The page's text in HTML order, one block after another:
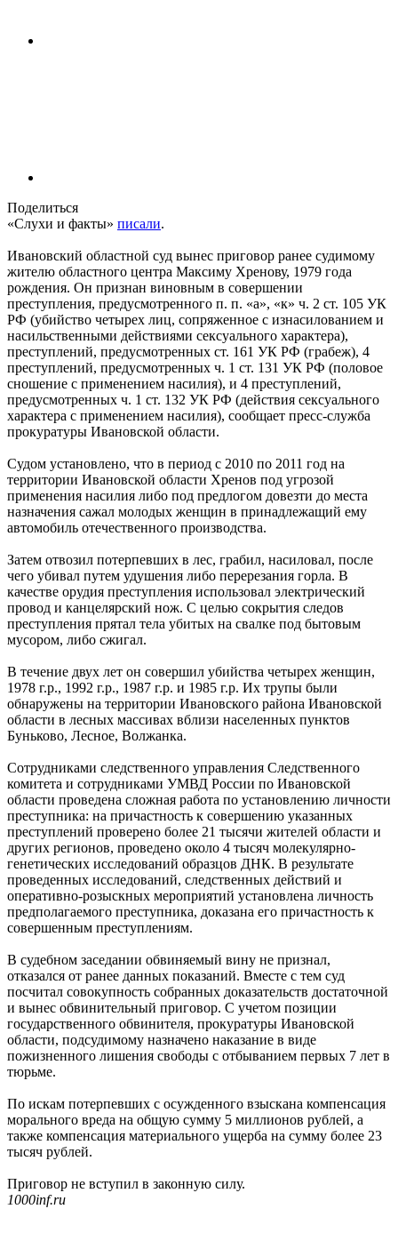
Поделиться
«Слухи и факты» писали.
Ивановский областной суд вынес приговор ранее судимому
жителю областного центра Максиму Хренову, 1979 года
рождения. Он признан виновным в совершении
преступления, предусмотренного п. п. «а», «к» ч. 2 ст. 105 УК
РФ (убийство четырех лиц, сопряженное с изнасилованием и
насильственными действиями сексуального характера),
преступлений, предусмотренных ст. 161 УК РФ (грабеж), 4
преступлений, предусмотренных ч. 1 ст. 131 УК РФ (половое
сношение с применением насилия), и 4 преступлений,
предусмотренных ч. 1 ст. 132 УК РФ (действия сексуального
характера с применением насилия), сообщает пресс-служба
прокуратуры Ивановской области.
Судом установлено, что в период с 2010 по 2011 год на
территории Ивановской области Хренов под угрозой
применения насилия либо под предлогом довезти до места
назначения сажал молодых женщин в принадлежащий ему
автомобиль отечественного производства.
Затем отвозил потерпевших в лес, грабил, насиловал, после
чего убивал путем удушения либо перерезания горла. В
качестве орудия преступления использовал электрический
провод и канцелярский нож. С целью сокрытия следов
преступления прятал тела убитых на свалке под бытовым
мусором, либо сжигал.
В течение двух лет он совершил убийства четырех женщин,
1978 г.р., 1992 г.р., 1987 г.р. и 1985 г.р. Их трупы были
обнаружены на территории Ивановского района Ивановской
области в лесных массивах вблизи населенных пунктов
Буньково, Лесное, Волжанка.
Сотрудниками следственного управления Следственного
комитета и сотрудниками УМВД России по Ивановской
области проведена сложная работа по установлению личности
преступника: на причастность к совершению указанных
преступлений проверено более 21 тысячи жителей области и
других регионов, проведено около 4 тысяч молекулярно-
генетических исследований образцов ДНК. В результате
проведенных исследований, следственных действий и
оперативно-розыскных мероприятий установлена личность
предполагаемого преступника, доказана его причастность к
совершенным преступлениям.
В судебном заседании обвиняемый вину не признал,
отказался от ранее данных показаний. Вместе с тем суд
посчитал совокупность собранных доказательств достаточной
и вынес обвинительный приговор. С учетом позиции
государственного обвинителя, прокуратуры Ивановской
области, подсудимому назначено наказание в виде
пожизненного лишения свободы с отбыванием первых 7 лет в
тюрьме.
По искам потерпевших с осужденного взыскана компенсация
морального вреда на общую сумму 5 миллионов рублей, а
также компенсация материального ущерба на сумму более 23
тысяч рублей.
Приговор не вступил в законную силу.
1000inf.ru